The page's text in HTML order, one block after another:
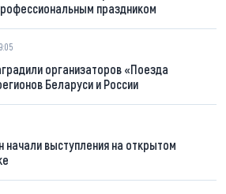
праздником
организаторов «Поезда
Беларуси и России
начали выступления на открытом